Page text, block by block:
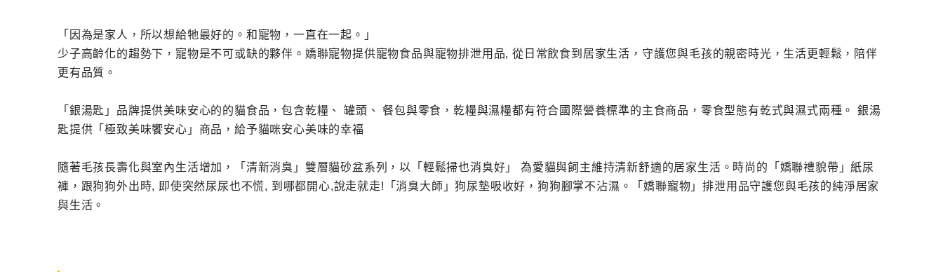
「因為是家人，所以想給牠最好的。和寵物，一直在一起。」
少子高齡化的趨勢下，寵物是不可或缺的夥伴。嬌聯寵物提供寵物食品與寵物排泄用品, 從日常飲食到居家生活，守護您與毛孩的親密時光，生活更輕鬆，陪伴
更有品質。
「銀湯匙」品牌提供美味安心的的貓食品，包含乾糧、 罐頭、 餐包與零食，乾糧與濕糧都有符合國際營養標準的主食商品，零食型態有乾式與濕式兩種。 銀湯
匙提供「極致美味饗安心」商品，給予貓咪安心美味的幸福
隨著毛孩長壽化與室內生活增加，「清新消臭」雙層貓砂盆系列，以「輕鬆掃也消臭好」 為愛貓與飼主維持清新舒適的居家生活。時尚的「嬌聯禮貌帶」紙尿
褲，跟狗狗外出時, 即使突然尿尿也不慌, 到哪都開心,說走就走!「消臭大師」狗尿墊吸收好，狗狗腳掌不沾濕。「嬌聯寵物」排泄用品守護您與毛孩的純淨居家
與生活。